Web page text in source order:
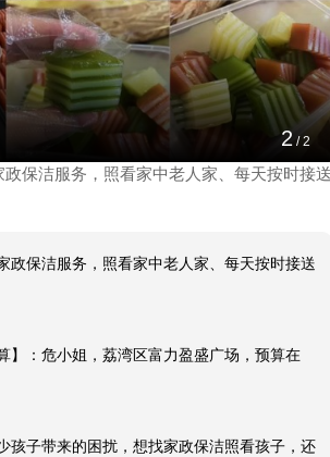
2 /2
，照看家中老人家、每天按时
话
政保洁服务，照看家中老人家、每天按时接
政保洁服务，照看家中老人家、每天按时接送
】：危小姐，荔湾区富力盈盛广场，预算在
孩子带来的困扰，想找家政保洁照看孩子，还